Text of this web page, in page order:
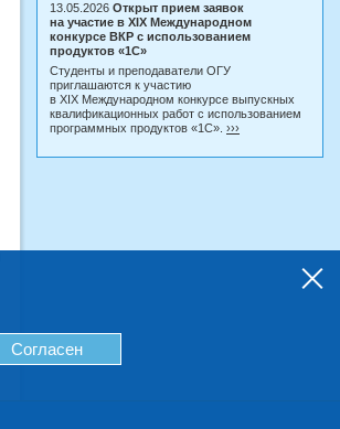
Согласен
13.05.2026 Открыт прием заявок
на участие в XIX Международном
конкурсе ВКР с использованием
продуктов «1С»
Студенты и преподаватели ОГУ
приглашаются к участию
в XIX Международном конкурсе выпускных
квалификационных работ с использованием
программных продуктов «1С». ›››